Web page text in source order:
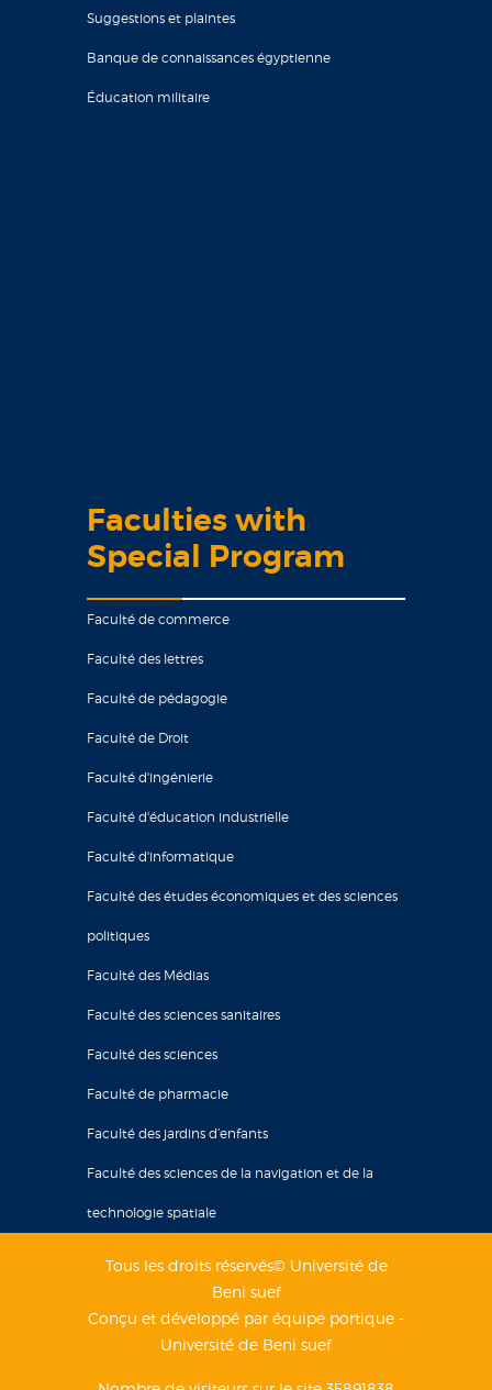
Suggestions et plaintes
Banque de connaissances égyptienne
Éducation militaire
Faculties with
Special Program
Faculté de commerce
Faculté des lettres
Faculté de pédagogie
Faculté de Droit
Faculté d'ingénierie
Faculté d'éducation industrielle
Faculté d'informatique
Faculté des études économiques et des sciences
politiques
Faculté des Médias
Faculté des sciences sanitaires
Faculté des sciences
Faculté de pharmacie
Faculté des jardins d’enfants
Faculté des sciences de la navigation et de la
technologie spatiale
Tous les droits réservés© Université de
Beni suef
Conçu et développé par équipe portique -
Université de Beni suef